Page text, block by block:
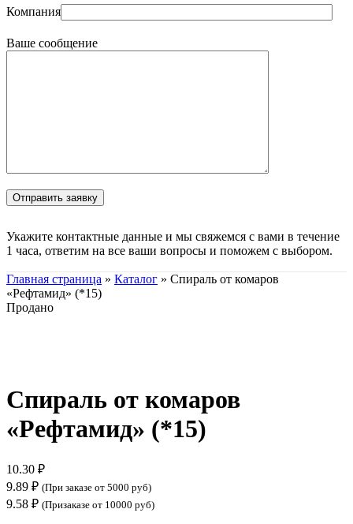
Компания
Ваше сообщение
Укажите контактные данные и мы свяжемся с вами в течение
1 часа, ответим на все ваши вопросы и поможем с выбором.
Главная страница » Каталог » Спираль от комаров
«Рефтамид» (*15)
Продано
Спираль от комаров
«Рефтамид» (*15)
10.30 ₽
9.89 ₽ (При заказе от 5000 руб)
9.58 ₽ (Призаказе от 10000 руб)